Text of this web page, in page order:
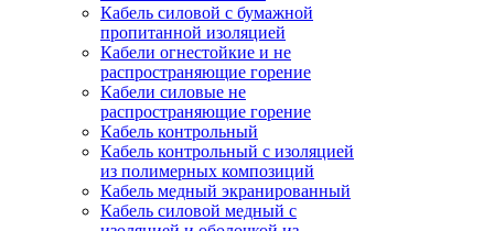
Кабель силовой с бумажной
пропитанной изоляцией
Кабели огнестойкие и не
распространяющие горение
Кабели силовые не
распространяющие горение
Кабель контрольный
Кабель контрольный с изоляцией
из полимерных композиций
Кабель медный экранированный
Кабель силовой медный с